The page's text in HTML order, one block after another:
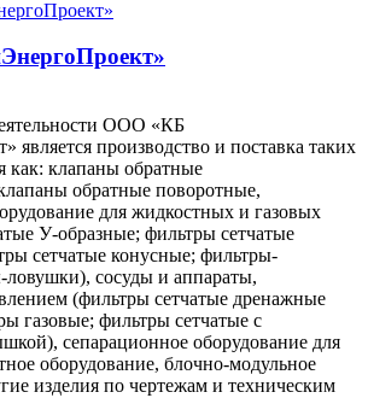
ООО «КБ
является производство и поставка таких
как: клапаны обратные
обратные поворотные,
для жидкостных и газовых
У-образные; фильтры сетчатые
сетчатые конусные; фильтры-
ловушки), сосуды и аппараты,
(фильтры сетчатые дренажные
газовые; фильтры сетчатые с
сепарационное оборудование для
оборудование, блочно-модульное
изделия по чертежам и техническим